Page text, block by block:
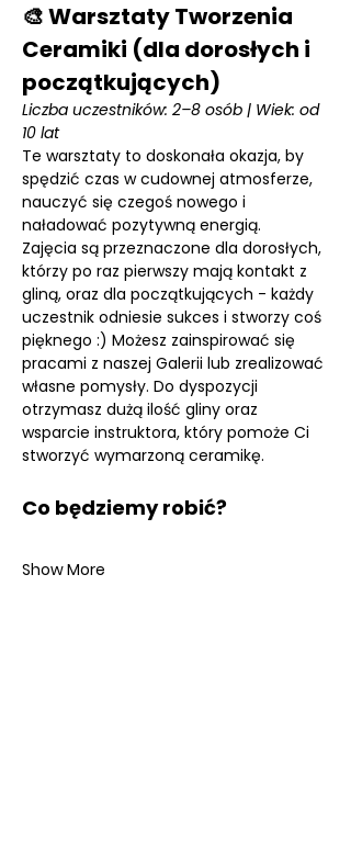
🎨 Warsztaty Tworzenia
Ceramiki (dla dorosłych i
początkujących)
Liczba uczestników: 2–8 osób | Wiek: od
10 lat
Te warsztaty to doskonała okazja, by
spędzić czas w cudownej atmosferze,
nauczyć się czegoś nowego i
naładować pozytywną energią.
Zajęcia są przeznaczone dla dorosłych,
którzy po raz pierwszy mają kontakt z
gliną, oraz dla początkujących - każdy
uczestnik odniesie sukces i stworzy coś
pięknego :) Możesz zainspirować się
pracami z naszej Galerii lub zrealizować
własne pomysły. Do dyspozycji
otrzymasz dużą ilość gliny oraz
wsparcie instruktora, który pomoże Ci
stworzyć wymarzoną ceramikę.
Co będziemy robić?
Show More